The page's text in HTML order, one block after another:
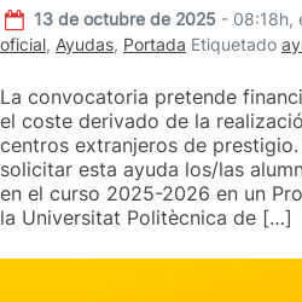
13 de octubre de 2025 - 08:18h,
oficial, Ayudas, Portada Etiquetado
La convocatoria pretende
el coste derivado de la
centros extranjeros de
solicitar esta ayuda los/las
en el curso 2025-2026 en un
la Universitat Politècnica de […]